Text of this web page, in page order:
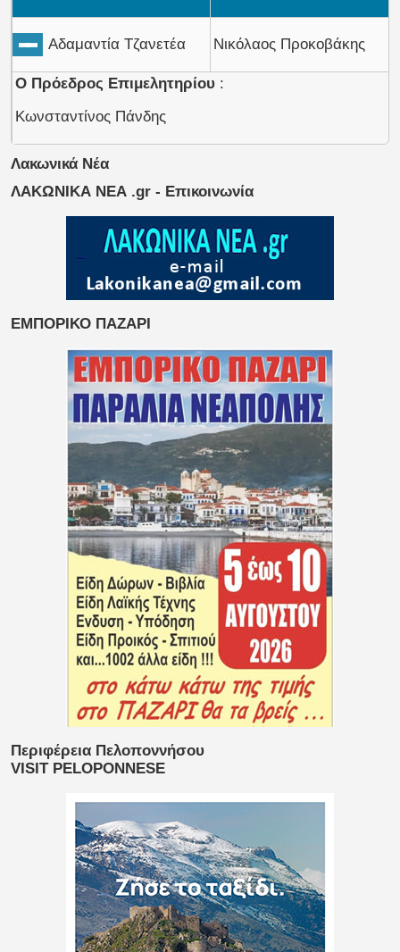
Αδαμαντία Τζανετέα Νικόλαος Προκοβάκης
Ο Πρόεδρος Επιμελητηρίου :
Κωνσταντίνος Πάνδης
Λακωνικά Νέα
ΛΑΚΩΝΙΚΑ ΝΕΑ .gr - Επικοινωνία
ΕΜΠΟΡΙΚΟ ΠΑΖΑΡΙ
Περιφέρεια Πελοποννήσου
VISIT PELOPONNESE